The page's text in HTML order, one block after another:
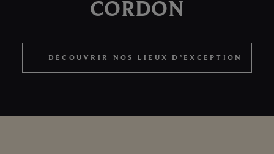
CORDON
DÉCOUVRIR NOS LIEUX D’EXCEPTION
DÉCOUVRIR NOS LIEUX D’EXCEPTION